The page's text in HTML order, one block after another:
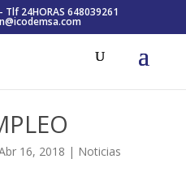
24HORAS 648039261
16, 2018 | Noticias